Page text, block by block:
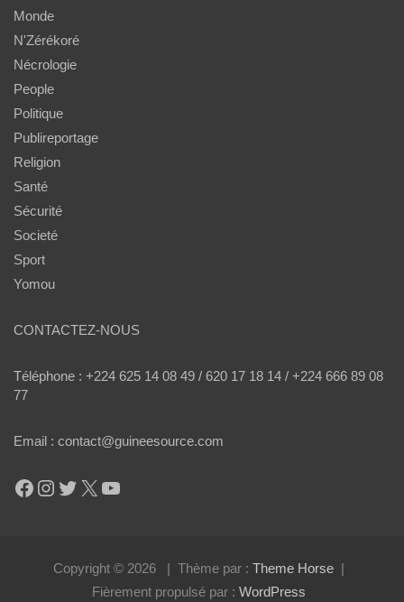
Monde
N'Zérékoré
Nécrologie
People
Politique
Publireportage
Religion
Santé
Sécurité
Societé
Sport
Yomou
CONTACTEZ-NOUS
Téléphone : +224 625 14 08 49 / 620 17 18 14 / +224 666 89 08
77
Email : contact@guineesource.com
Facebook
Instagram
Twitter
X YouTube
Copyright © 2026 Thème par : Theme Horse
Fièrement propulsé par : WordPress